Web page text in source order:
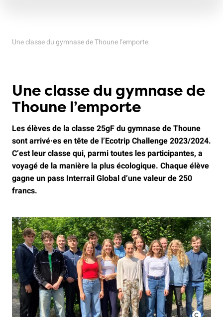
Une classe du gymnase de Thoune l’emporte
Une classe du gymnase de
Thoune l’emporte
Les élèves de la classe 25gF du gymnase de Thoune
sont arrivé·es en tête de l’Ecotrip Challenge 2023/2024.
C’est leur classe qui, parmi toutes les participantes, a
voyagé de la manière la plus écologique. Chaque élève
gagne un pass Interrail Global d’une valeur de 250
francs.